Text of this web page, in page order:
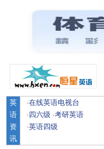
英
语
资
讯
·在线英语电视台
· 四六级 ·考研英语
·英语四级